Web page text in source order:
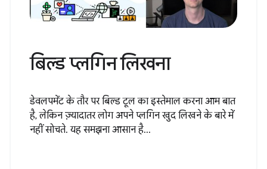
बिल्ड प्लगिन लिखना
डेवलपमेंट के तौर पर बिल्ड टूल का इस्तेमाल करना आम बात
है, लेकिन ज़्यादातर लोग अपने प्लगिन खुद लिखने के बारे में
नहीं सोचते. यह समझना आसान है...